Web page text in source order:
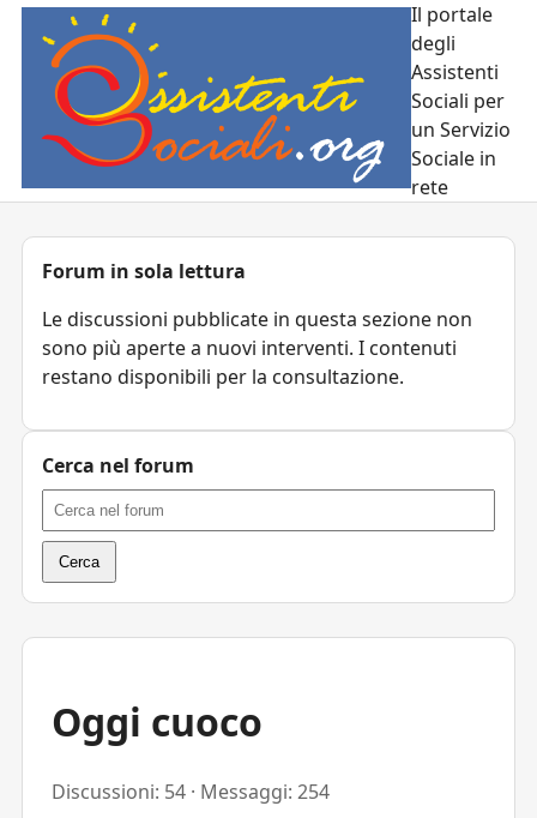
Il portale
degli
Assistenti
Sociali per
un Servizio
Sociale in
rete
Oggi cuoco
Discussioni: 54 · Messaggi: 254
Forum in sola lettura
Le discussioni pubblicate in questa sezione non
sono più aperte a nuovi interventi. I contenuti
restano disponibili per la consultazione.
Cerca nel forum
Cerca